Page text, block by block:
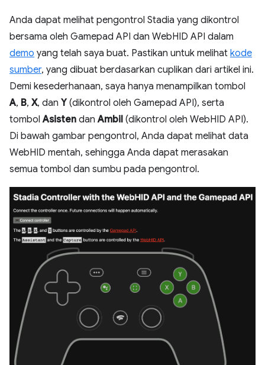
Anda dapat melihat pengontrol Stadia yang dikontrol
bersama oleh Gamepad API dan WebHID API dalam
demo yang telah saya buat. Pastikan untuk melihat kode
sumber, yang dibuat berdasarkan cuplikan dari artikel ini.
Demi kesederhanaan, saya hanya menampilkan tombol
A, B, X, dan Y(dikontrol oleh Gamepad API), serta
tombolAsisten danAmbil (dikontrol oleh WebHID API).
Di bawah gambar pengontrol, Anda dapat melihat data
WebHID mentah, sehingga Anda dapat merasakan
semua tombol dan sumbu pada pengontrol.